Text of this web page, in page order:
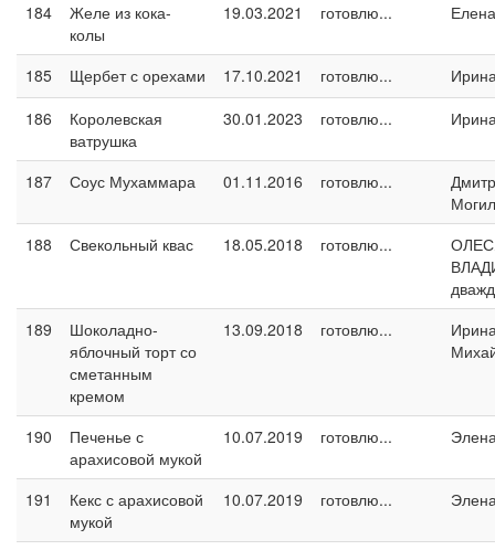
184
Желе из кока-
колы
19.03.2021 готовлю...
185 Щербет с орехами 17.10.2021 готовлю...
186
Королевская
ватрушка
30.01.2023 готовлю...
187 Соус Мухаммара 01.11.2016 готовлю...
188
Свекольный квас 18.05.2018 готовлю...
189
Шоколадно-
яблочный торт со
сметанным
кремом
13.09.2018 готовлю...
190
Печенье с
арахисовой мукой
10.07.2019 готовлю...
191
Кекс с арахисовой
мукой
10.07.2019 готовлю...